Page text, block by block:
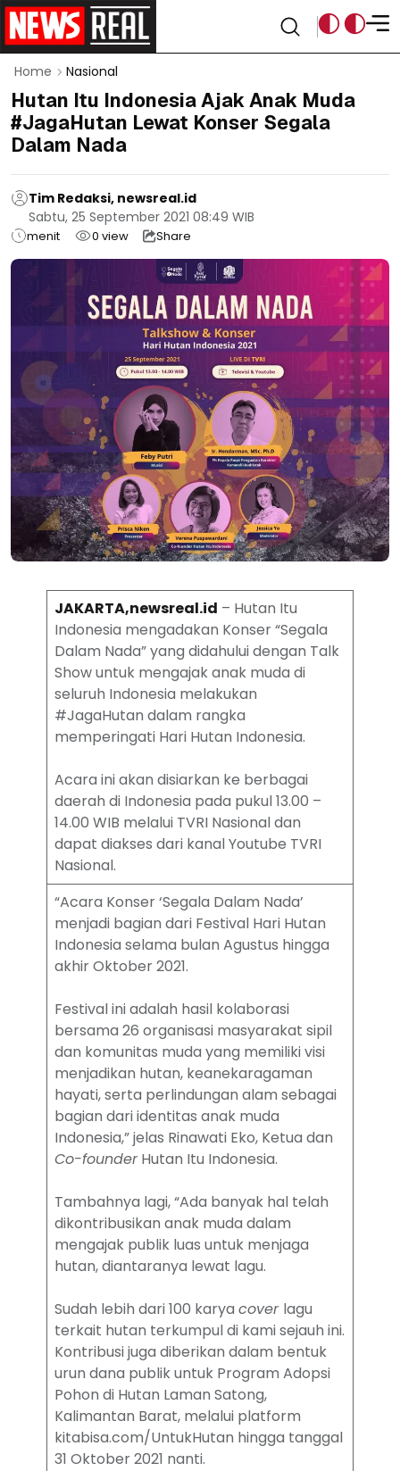
Home Nasional
Hutan Itu Indonesia Ajak Anak Muda
#JagaHutan Lewat Konser Segala
Dalam Nada
Tim Redaksi, newsreal.id
Sabtu, 25 September 2021 08:49 WIB
menit 0 view Share
JAKARTA,newsreal.id – Hutan Itu
Indonesia mengadakan Konser “Segala
Dalam Nada” yang didahului dengan Talk
Show untuk mengajak anak muda di
seluruh Indonesia melakukan
#JagaHutan dalam rangka
memperingati Hari Hutan Indonesia.
Acara ini akan disiarkan ke berbagai
daerah di Indonesia pada pukul 13.00 –
14.00 WIB melalui TVRI Nasional dan
dapat diakses dari kanal Youtube TVRI
Nasional.
“Acara Konser ‘Segala Dalam Nada’
menjadi bagian dari Festival Hari Hutan
Indonesia selama bulan Agustus hingga
akhir Oktober 2021.
Festival ini adalah hasil kolaborasi
bersama 26 organisasi masyarakat sipil
dan komunitas muda yang memiliki visi
menjadikan hutan, keanekaragaman
hayati, serta perlindungan alam sebagai
bagian dari identitas anak muda
Indonesia,” jelas Rinawati Eko, Ketua dan
Co-founderHutan Itu Indonesia.
Tambahnya lagi, “Ada banyak hal telah
dikontribusikan anak muda dalam
mengajak publik luas untuk menjaga
hutan, diantaranya lewat lagu.
Sudah lebih dari 100 karya cover lagu
terkait hutan terkumpul di kami sejauh ini.
Kontribusi juga diberikan dalam bentuk
urun dana publik untuk Program Adopsi
Pohon di Hutan Laman Satong,
Kalimantan Barat, melalui platform
kitabisa.com/UntukHutan hingga tanggal
31 Oktober 2021 nanti.